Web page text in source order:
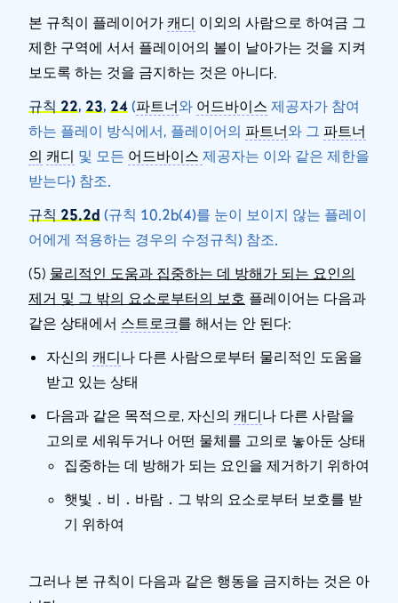
본 규칙이 플레이어가 캐디 이외의 사람으로 하여금 그
제한 구역에 서서 플레이어의 볼이 날아가는 것을 지켜
보도록 하는 것을 금지하는 것은 아니다.
규칙 22, 23, 24 (파트너와 어드바이스 제공자가 참여
하는 플레이 방식에서, 플레이어의 파트너와 그 파트너
의 캐디 및 모든 어드바이스 제공자는 이와 같은 제한을
받는다) 참조.
규칙 25.2d (규칙 10.2b(4)를 눈이 보이지 않는 플레이
어에게 적용하는 경우의 수정규칙) 참조.
(5) 물리적인 도움과 집중하는 데 방해가 되는 요인의
제거 및 그 밖의 요소로부터의 보호 플레이어는 다음과
같은 상태에서 스트로크를 해서는 안 된다:
자신의 캐디나 다른 사람으로부터 물리적인 도움을
받고 있는 상태
다음과 같은 목적으로, 자신의 캐디나 다른 사람을
고의로 세워두거나 어떤 물체를 고의로 놓아둔 상태
집중하는 데 방해가 되는 요인을 제거하기 위하여
햇빛 ․ 비 ․ 바람 ․ 그 밖의 요소로부터 보호를 받
기 위하여
그러나 본 규칙이 다음과 같은 행동을 금지하는 것은 아